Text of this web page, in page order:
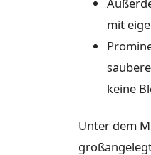
mit
keine
Unter dem